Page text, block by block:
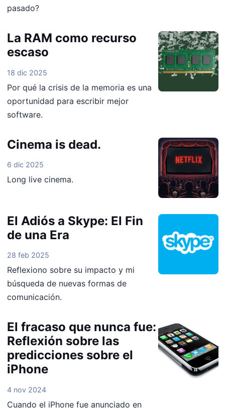
pasado?
La RAM como recurso
escaso
18 dic 2025
Por qué la crisis de la memoria es una
oportunidad para escribir mejor
software.
Cinema is dead.
6 dic 2025
Long live cinema.
El Adiós a Skype: El Fin
de una Era
28 feb 2025
Reflexiono sobre su impacto y mi
búsqueda de nuevas formas de
comunicación.
El fracaso que nunca fue:
Reflexión sobre las
predicciones sobre el
iPhone
4 nov 2024
Cuando el iPhone fue anunciado en